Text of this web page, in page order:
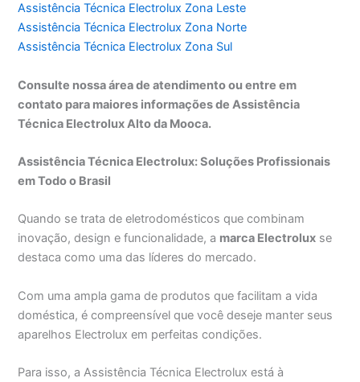
Assistência Técnica Electrolux Zona Leste
Assistência Técnica Electrolux Zona Norte
Assistência Técnica Electrolux Zona Sul
Consulte nossa área de atendimento ou entre em
contato para maiores informações de Assistência
Técnica Electrolux Alto da Mooca.
Assistência Técnica Electrolux: Soluções Profissionais
em Todo o Brasil
Quando se trata de eletrodomésticos que combinam
inovação, design e funcionalidade, a marca Electrolux se
destaca como uma das líderes do mercado.
Com uma ampla gama de produtos que facilitam a vida
doméstica, é compreensível que você deseje manter seus
aparelhos Electrolux em perfeitas condições.
Para isso, a Assistência Técnica Electrolux está à